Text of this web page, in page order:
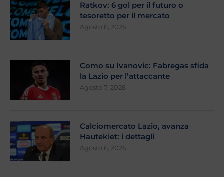
Ratkov: 6 gol per il futuro o
tesoretto per il mercato
Agosto 8, 2026
Como su Ivanovic: Fabregas sfida
la Lazio per l’attaccante
Agosto 7, 2026
Calciomercato Lazio, avanza
Hautekiet: i dettagli
Agosto 6, 2026